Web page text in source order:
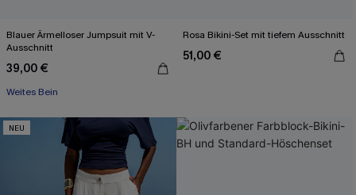
Blauer Ärmelloser Jumpsuit mit V-
Ausschnitt
39,00 €
Weites Bein
Rosa Bikini-Set mit tiefem Ausschnitt
51,00 €
NEU